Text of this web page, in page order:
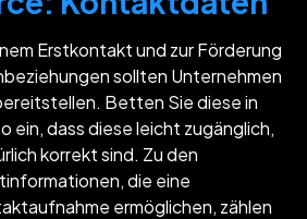
Erstkontakt und zur Förderung
sollten Unternehmen
Betten Sie diese in
ein, dass diese leicht zugänglich,
korrekt sind. Zu den
die eine
ermöglichen, zählen